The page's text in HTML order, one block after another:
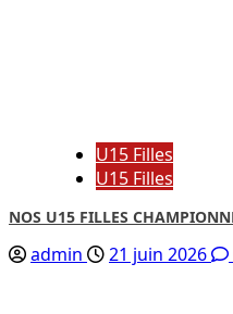
U15 Filles
U15 Filles
NOS U15 FILLES
admin 21 juin 2026